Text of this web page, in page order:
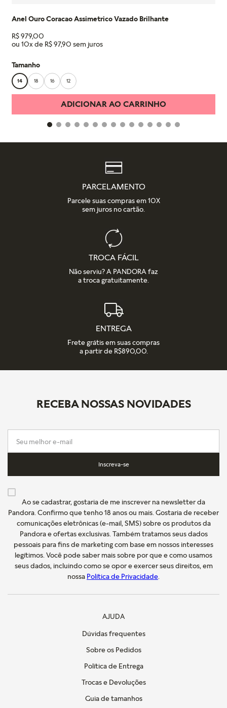
Anel Ouro Coracao Assimetrico Vazado Brilhante
R$979,00
ou 10x de R$97,90
Tamanho
14 18 16 12
ADICIONAR AO CARRINHO
PARCELAMENTO
Parcele suas compras em 10X
sem juros no cartão.
TROCA FÁCIL
Não serviu? A PANDORA faz
a troca gratuitamente.
ENTREGA
Frete grátis em suas compras
a partir de R$890,00.
RECEBA NOSSAS NOVIDADES
Inscreva-se
Ao se cadastrar, gostaria de me inscrever na newsletter da
Pandora. Confirmo que tenho 18 anos ou mais. Gostaria de receber
comunicações eletrônicas (e-mail, SMS) sobre os produtos da
Pandora e ofertas exclusivas. Também tratamos seus dados
pessoais para fins de marketing com base em nossos interesses
legítimos. Você pode saber mais sobre por que e como usamos
seus dados, incluindo como se opor e exercer seus direitos, em
nossa Política de Privacidade
AJUDA
Dúvidas frequentes
Sobre os Pedidos
Política de Entrega
Trocas e Devoluções
Guia de tamanhos